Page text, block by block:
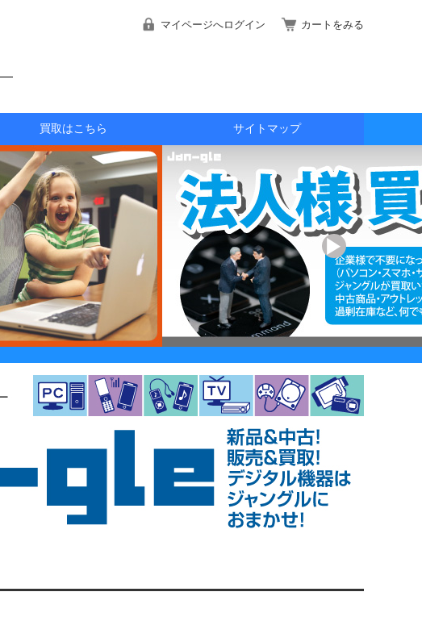
マイページへログイン カートをみる
買取はこちら サイトマップ